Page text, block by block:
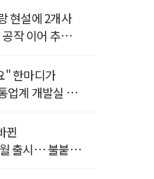
울산 24˚C
현설에 2개사
작 이어 추가
" 한마디가
계 개발실 된
뀐
출시… 불붙은